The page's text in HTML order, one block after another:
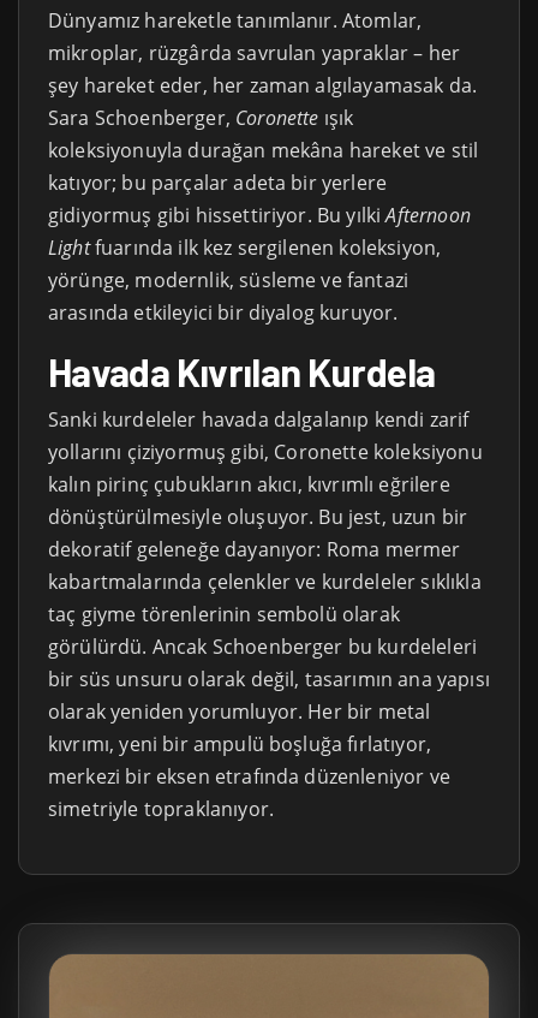
Dünyamız hareketle tanımlanır. Atomlar,
mikroplar, rüzgârda savrulan yapraklar – her
şey hareket eder, her zaman algılayamasak da.
Sara Schoenberger, Coronette ışık
koleksiyonuyla durağan mekâna hareket ve stil
katıyor; bu parçalar adeta bir yerlere
gidiyormuş gibi hissettiriyor. Bu yılkiAfternoon
Lightfuarında ilk kez sergilenen koleksiyon,
yörünge, modernlik, süsleme ve fantazi
arasında etkileyici bir diyalog kuruyor.
Havada Kıvrılan Kurdela
Sanki kurdeleler havada dalgalanıp kendi zarif
yollarını çiziyormuş gibi, Coronette koleksiyonu
kalın pirinç çubukların akıcı, kıvrımlı eğrilere
dönüştürülmesiyle oluşuyor. Bu jest, uzun bir
dekoratif geleneğe dayanıyor: Roma mermer
kabartmalarında çelenkler ve kurdeleler sıklıkla
taç giyme törenlerinin sembolü olarak
görülürdü. Ancak Schoenberger bu kurdeleleri
bir süs unsuru olarak değil, tasarımın ana yapısı
olarak yeniden yorumluyor. Her bir metal
kıvrımı, yeni bir ampulü boşluğa fırlatıyor,
merkezi bir eksen etrafında düzenleniyor ve
simetriyle topraklanıyor.